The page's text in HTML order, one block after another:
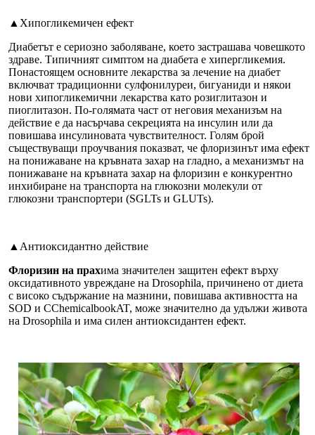
▲Хипогликемичен ефект
Диабетът е сериозно заболяване, което застрашава човешкото
здраве. Типичният симптом на диабета е хипергликемия.
Понастоящем основните лекарства за лечение на диабет
включват традиционни сулфонилуреи, бигуаниди и някои
нови хипогликемични лекарства като розиглитазон и
пиоглитазон. По-голямата част от неговия механизъм на
действие е да насърчава секрецията на инсулин или да
повишава инсулиновата чувствителност. Голям брой
съществуващи проучвания показват, че флоризинът има ефект
на понижаване на кръвната захар на гладно, а механизмът на
понижаване на кръвната захар на флоризин е конкурентно
инхибиране на транспорта на глюкозни молекули от
глюкозни транспортери (SGLTs и GLUTs).
▲Антиоксидантно действие
Флоризин на прахима значителен защитен ефект върху
оксидативното увреждане на Drosophila, причинено от диета
с високо съдържание на мазнини, повишава активността на
SOD и CChemicalbookAT, може значително да удължи живота
на Drosophila и има силен антиоксидантен ефект.